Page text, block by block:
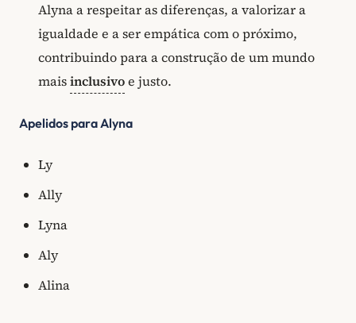
Alyna a respeitar as diferenças, a valorizar a
igualdade e a ser empática com o próximo,
contribuindo para a construção de um mundo
maisinclusivoe justo.
Apelidos para Alyna
Ly
Ally
Lyna
Aly
Alina